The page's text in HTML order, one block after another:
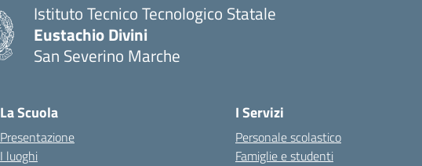
Istituto Tecnico Tecnologico Statale
Eustachio Divini
San Severino Marche
La Scuola
Presentazione
I luoghi
I Servizi
Personale scolastico
Famiglie e studenti